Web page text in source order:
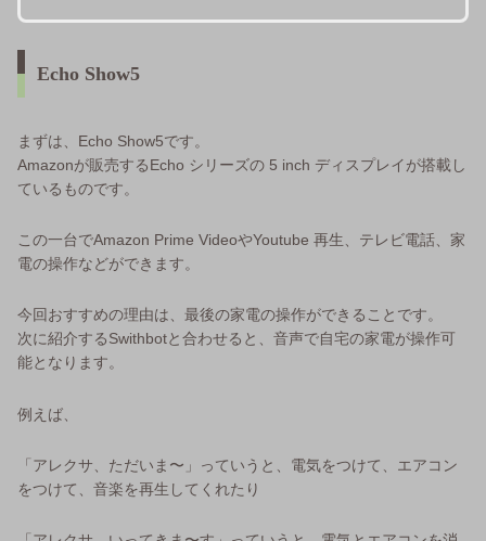
Echo Show5
まずは、Echo Show5です。
Amazonが販売するEcho シリーズの 5 inch ディスプレイが搭載し
ているものです。
この一台でAmazon Prime VideoやYoutube 再生、テレビ電話、家
電の操作などができます。
今回おすすめの理由は、最後の家電の操作ができることです。
次に紹介するSwithbotと合わせると、音声で自宅の家電が操作可
能となります。
例えば、
「アレクサ、ただいま〜」っていうと、電気をつけて、エアコン
をつけて、音楽を再生してくれたり